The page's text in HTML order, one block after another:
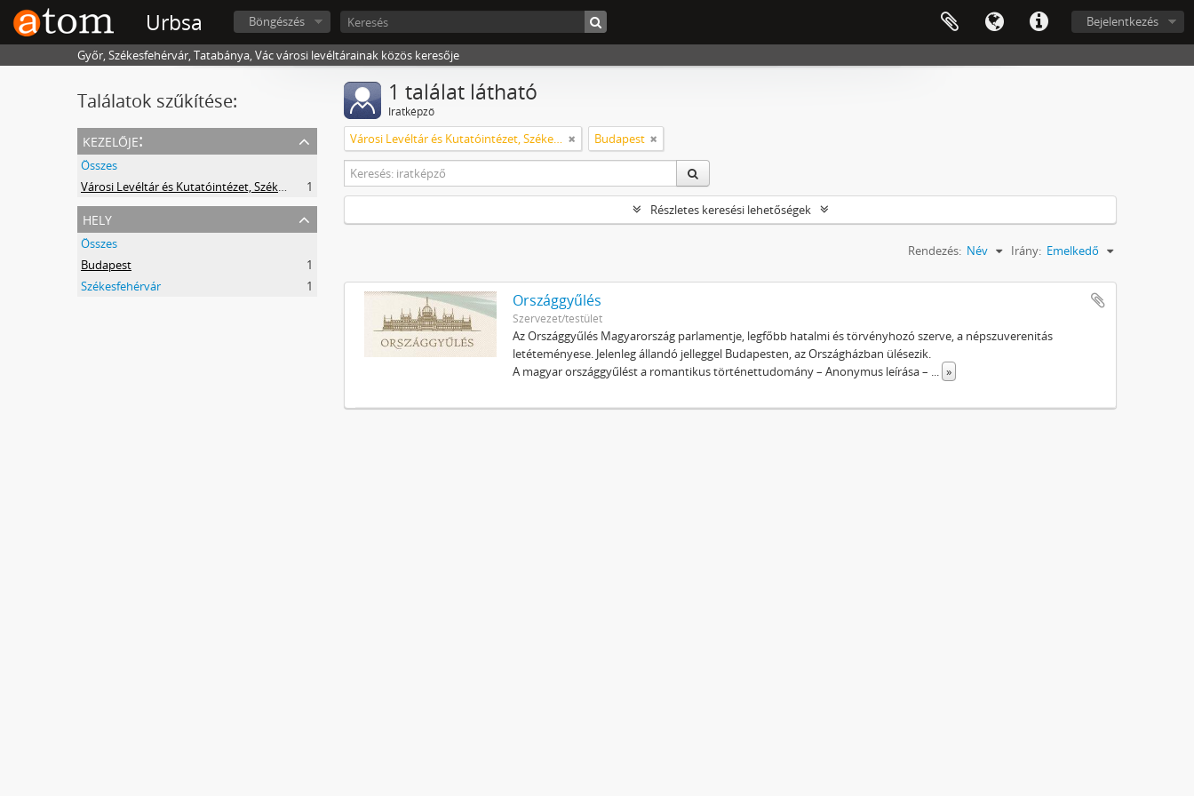
Urbsa Bejelentkezés
Böngészés
Győr, Székesfehérvár, Tatabánya, Vác városi levéltárainak közös keresője
Találatok szűkítése:
kezelője:
Összes
Városi Levéltár és Kutatóintézet, Székesfehérvár
1
hely
Összes
Budapest
1
Székesfehérvár
1
1 találat látható
Iratképző
Városi Levéltár és Kutatóintézet, Székesfehérvár Budapest
Részletes keresési lehetőségek
Rendezés: Név Irány: Emelkedő
Országgyűlés
Szervezet/testület
Az Országgyűlés Magyarország parlamentje, legfőbb hatalmi és törvényhozó szerve, a népszuverenitás
letéteményese. Jelenleg állandó jelleggel Budapesten, az Országházban ülésezik.
A magyar országgyűlést a romantikus történettudomány – Anonymus leírása – ... »